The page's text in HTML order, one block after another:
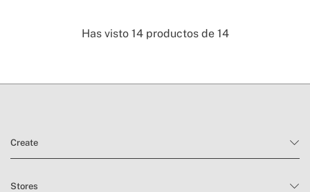
Has visto 14productos de 14
Create
Stores